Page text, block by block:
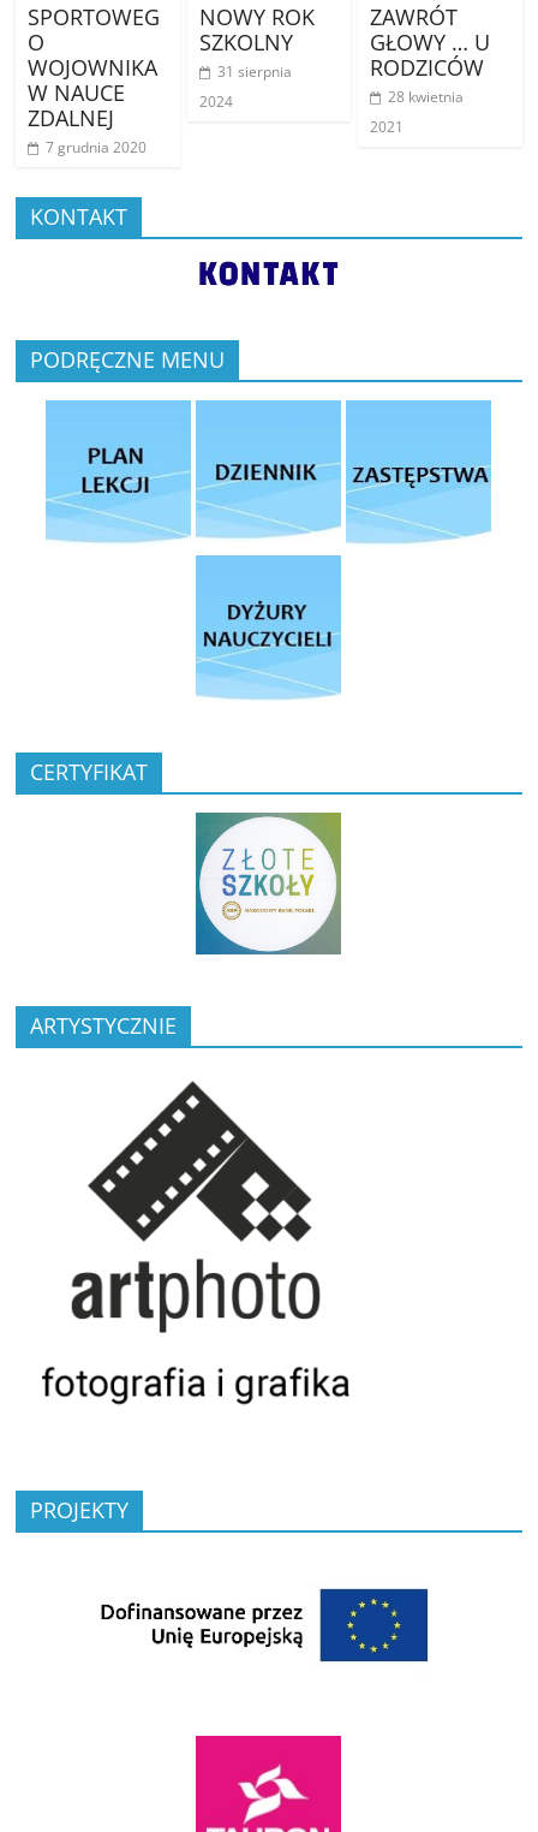
SPORTOWEG
O
WOJOWNIKA
W NAUCE
ZDALNEJ
7 grudnia 2020
NOWY ROK
SZKOLNY
31 sierpnia
2024
ZAWRÓT
GŁOWY … U
RODZICÓW
28 kwietnia
2021
KONTAKT
PODRĘCZNE MENU
CERTYFIKAT
ARTYSTYCZNIE
PROJEKTY